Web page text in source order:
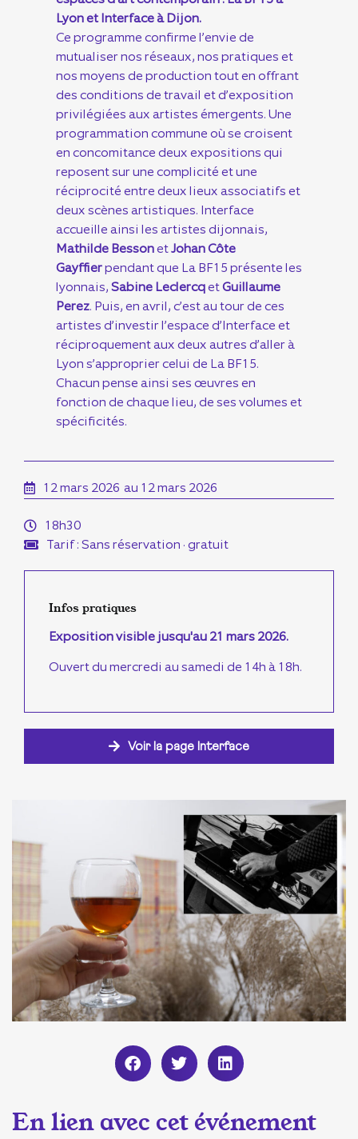
Lyon et Interface à Dijon.
Ce programme confirme l’envie de
mutualiser nos réseaux, nos pratiques et
nos moyens de production tout en offrant
des conditions de travail et d’exposition
privilégiées aux artistes émergents. Une
programmation commune où se croisent
en concomitance deux expositions qui
reposent sur une complicité et une
réciprocité entre deux lieux associatifs et
deux scènes artistiques. Interface
accueille ainsi les artistes dijonnais,
Mathilde BessonetJohan Côte
Gayffierpendant que La BF15 présente les
lyonnais,Sabine LeclercqetGuillaume
Perez. Puis, en avril, c’est au tour de ces
artistes d’investir l’espace d’Interface et
réciproquement aux deux autres d’aller à
Lyon s’approprier celui de La BF15.
Chacun pense ainsi ses œuvres en
fonction de chaque lieu, de ses volumes et
spécificités.
12 mars 2026 au 12 mars 2026
18h30
Tarif : Sans réservation · gratuit
Infos pratiques
Exposition visible jusqu'au 21 mars 2026.
Ouvert du mercredi au samedi de 14h à 18h.
Voir la page Interface